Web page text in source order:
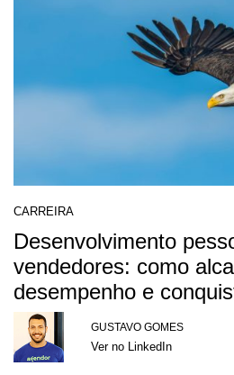
CARREIRA
Desenvolvimento
vendedores: como
desempenho e
GUSTAVO GOMES
Ver no LinkedIn